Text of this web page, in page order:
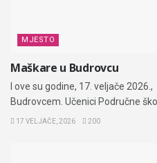
MJESTO
Maškare u Budrovcu
I ove su godine, 17. veljače
Budrovcem. Učenici Područne
17 VELJAČE, 2026 200